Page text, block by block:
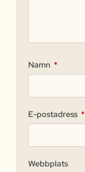
Namn *
E-postadress *
Webbplats